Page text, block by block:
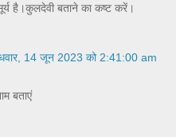
है।कुलदेवी बताने का कष्ट करें।
14 जून 2023 को 2:41:00 am
बताएं